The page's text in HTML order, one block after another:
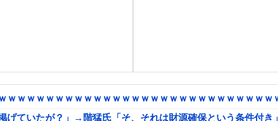
ｗｗｗｗｗｗｗｗｗｗｗｗｗｗｗｗｗｗｗｗｗｗｗｗｗｗｗ
ていたが？」→階猛氏「そ、それは財源確保という条件付き」